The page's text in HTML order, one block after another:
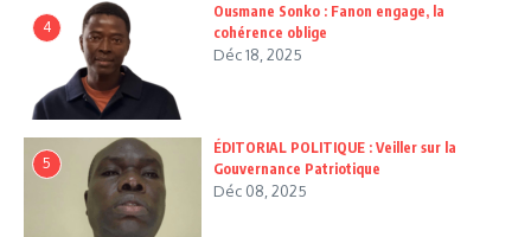
4
Ousmane Sonko : Fanon engage, la
cohérence oblige
Déc 18, 2025
5
ÉDITORIAL POLITIQUE : Veiller sur la
Gouvernance Patriotique
Déc 08, 2025